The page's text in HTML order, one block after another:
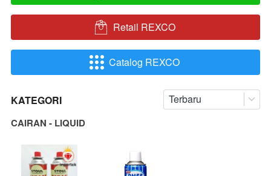
` Retail REXCO
` Catalog REXCO
KATEGORI Terbaru
CAIRAN - LIQUID